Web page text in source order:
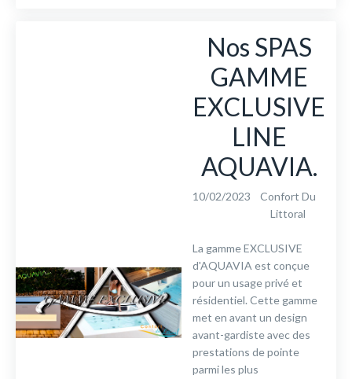
Nos SPAS
GAMME
EXCLUSIVE
LINE
AQUAVIA.
10/02/2023
Confort Du
Littoral
La gamme EXCLUSIVE
d'AQUAVIA est conçue
pour un usage privé et
résidentiel. Cette gamme
met en avant un design
avant-gardiste avec des
prestations de pointe
parmi les plus